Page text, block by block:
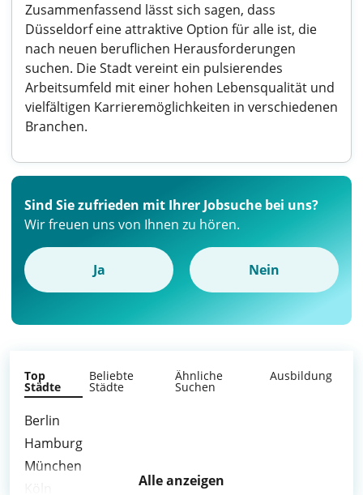
Zusammenfassend lässt sich sagen, dass
Düsseldorf eine attraktive Option für alle ist, die
nach neuen beruflichen Herausforderungen
suchen. Die Stadt vereint ein pulsierendes
Arbeitsumfeld mit einer hohen Lebensqualität und
vielfältigen Karrieremöglichkeiten in verschiedenen
Branchen.
Sind Sie zufrieden mit Ihrer Jobsuche bei uns?
Wir freuen uns von Ihnen zu hören.
Ja Nein
Top
Städte
Beliebte
Städte
Ähnliche
Suchen
Ausbildung
Berlin
Hamburg
München
Alle anzeigen